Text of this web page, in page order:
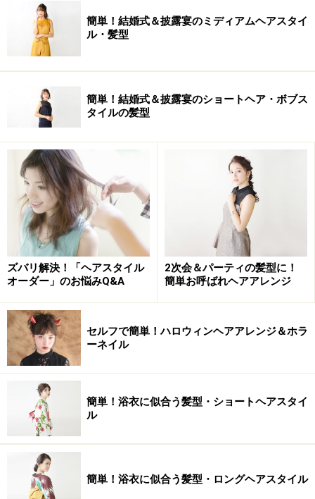
簡単！結婚式＆披露宴のミディアムヘアスタイ
ル・髪型
簡単！結婚式＆披露宴のショートヘア・ボブス
タイルの髪型
ズバリ解決！「ヘアスタイル
オーダー」のお悩みQ&A
2次会＆パーティの髪型に！
簡単お呼ばれヘアアレンジ
セルフで簡単！ハロウィンヘアアレンジ＆ホラ
ーネイル
簡単！浴衣に似合う髪型・ショートヘアスタイ
ル
簡単！浴衣に似合う髪型・ロングヘアスタイル